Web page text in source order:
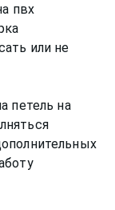
пвх
или не
петель на